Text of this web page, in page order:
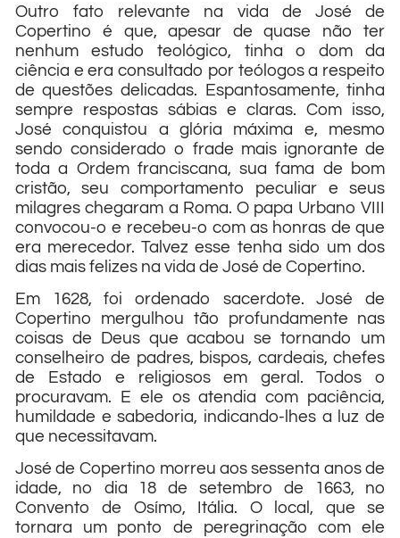
Outro fato relevante na vida de José de
Copertino é que, apesar de quase não ter
nenhum estudo teológico, tinha o dom da
ciência e era consultado por teólogos a respeito
de questões delicadas. Espantosamente, tinha
sempre respostas sábias e claras. Com isso,
José conquistou a glória máxima e, mesmo
sendo considerado o frade mais ignorante de
toda a Ordem franciscana, sua fama de bom
cristão, seu comportamento peculiar e seus
milagres chegaram a Roma. O papa Urbano VIII
convocou-o e recebeu-o com as honras de que
era merecedor. Talvez esse tenha sido um dos
dias mais felizes na vida de José de Copertino.
Em 1628, foi ordenado sacerdote. José de
Copertino mergulhou tão profundamente nas
coisas de Deus que acabou se tornando um
conselheiro de padres, bispos, cardeais, chefes
de Estado e religiosos em geral. Todos o
procuravam. E ele os atendia com paciência,
humildade e sabedoria, indicando-lhes a luz de
que necessitavam.
José de Copertino morreu aos sessenta anos de
idade, no dia 18 de setembro de 1663, no
Convento de Osímo, Itália. O local, que se
tornara um ponto de peregrinação com ele